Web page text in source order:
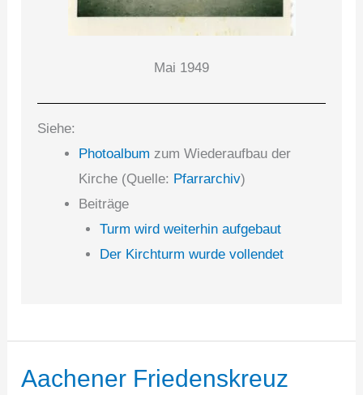
Mai 1949
Siehe:
Photoalbum zum Wiederaufbau der
Kirche (Quelle: Pfarrarchiv)
Beiträge
Turm wird weiterhin aufgebaut
Der Kirchturm wurde vollendet
Aachener Friedenskreuz